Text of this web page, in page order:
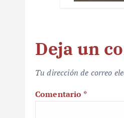
Deja un
Tu dirección de correo
Comentario *